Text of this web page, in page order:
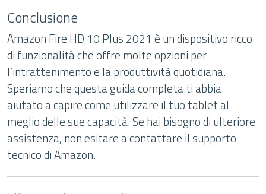
Conclusione
Amazon Fire HD 10 Plus 2021 è un dispositivo ricco
di funzionalità che offre molte opzioni per
l’intrattenimento e la produttività quotidiana.
Speriamo che questa guida completa ti abbia
aiutato a capire come utilizzare il tuo tablet al
meglio delle sue capacità. Se hai bisogno di ulteriore
assistenza, non esitare a contattare il supporto
tecnico di Amazon.